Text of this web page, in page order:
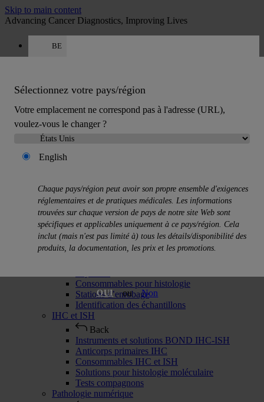
Skip to main content
Advancing Cancer Diagnostics, Improving Lives
BE
Sélectionnez votre pays/région
Votre emplacement ne correspond pas à l'adresse (URL),
voulez-vous le changer ?
English
Chaque pays/région peut avoir son propre ensemble d'exigences
réglementaires et de pratiques médicales. Les informations
trouvées sur chaque version de pays de notre site Web sont
spécifiques et applicables uniquement à ce pays/région. Cela
inclut (mais n'est pas limité à) tous les détails/disponibilité des
produits, la documentation, les prix et les promotions.
OUI ou Non
Produits
Back
Solutions d’histologie
Back
Préparateurs de tissus
Colorateur de lames et colleuse de lamelles
Consommables pour histologie
Stations d’enrobage
Identification des échantillons
IHC et ISH
Back
Instruments et solutions BOND IHC-ISH
Anticorps primaires IHC
Consommables IHC et ISH
Solutions pour histologie moléculaire
Tests compagnons
Pathologie numérique